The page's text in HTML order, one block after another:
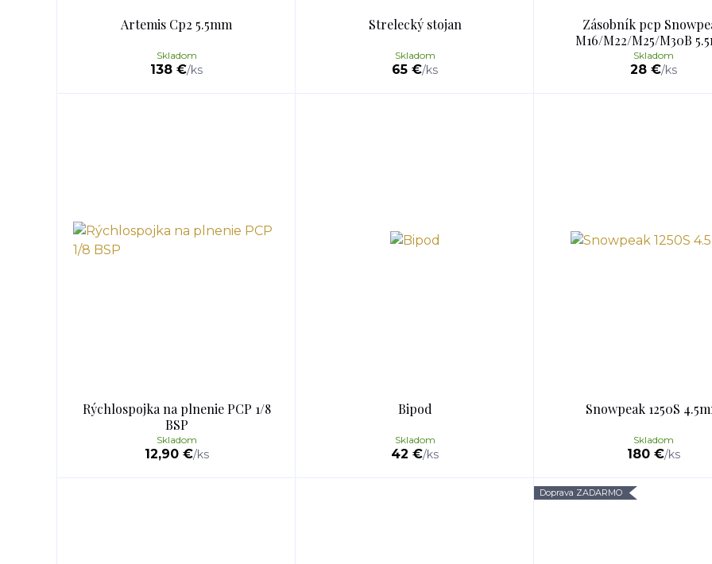
Artemis Cp2 5.5mm
138 €/ks
Skladom
Strelecký stojan
65 €/ks
Skladom
Zásobník pcp
M16/M22/M25/M30B
28 €/ks
Skladom
Rýchlospojka na plnenie PCP 1/8
BSP
12,90 €/ks
Skladom
Bipod
42 €/ks
Skladom
Snowpeak 1250S
180 €/ks
Skladom
Doprava ZADARMO